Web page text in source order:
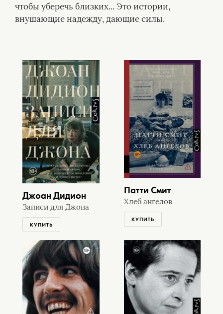
чтобы уберечь близких... Это истории,
внушающие надежду, дающие силы.
Джоан Дидион
Записи для Джона
КУПИТЬ
Патти Смит
Хлеб ангелов
КУПИТЬ